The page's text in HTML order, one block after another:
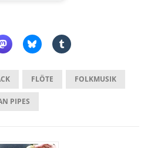
FLÖTE FOLKMUSIK
PIPES